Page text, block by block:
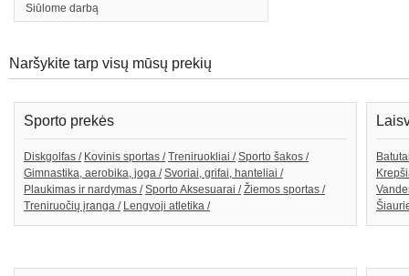
Siūlome darbą
Naršykite tarp visų mūsų prekių
Sporto prekės
Diskgolfas / Kovinis sportas / Treniruokliai / Sporto šakos /
Gimnastika, aerobika, joga / Svoriai, grifai, hanteliai /
Plaukimas ir nardymas / Sporto Aksesuarai / Žiemos sportas /
Treniruočių įranga / Lengvoji atletika /